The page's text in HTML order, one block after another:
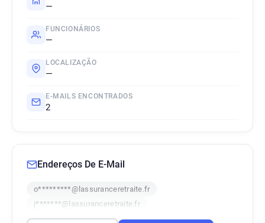
—
FUNCIONÁRIOS
—
LOCALIZAÇÃO
—
E-MAILS ENCONTRADOS
2
Endereços De E-Mail
o*********@lassuranceretraite.fr
j*******@lassuranceretraite.fr